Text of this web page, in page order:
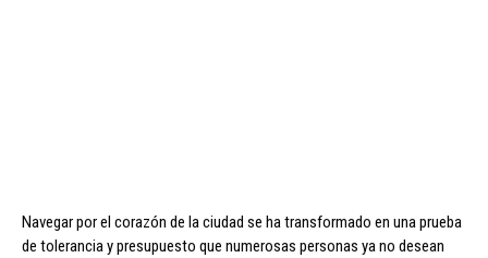
Navegar por el corazón de la ciudad se ha transformado en una prueba
de tolerancia y presupuesto que numerosas personas ya no desean